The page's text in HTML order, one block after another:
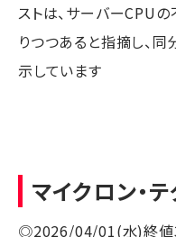
ストは、サーバーCPU
りつつあると指摘し、
示しています
マイクロン・
◎2026/04/01(水)終値